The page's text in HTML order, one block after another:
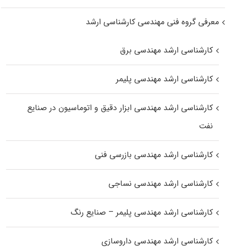
معرفی گروه فنی مهندسی کارشناسی ارشد
کارشناسی ارشد مهندسی برق
کارشناسی ارشد مهندسی پلیمر
کارشناسی ارشد مهندسی ابزار دقیق و اتوماسیون در صنایع
نفت
کارشناسی ارشد مهندسی بازرسی فنی
کارشناسی ارشد مهندسی نساجی
کارشناسی ارشد مهندسی پلیمر – صنایع رنگ
کارشناسی ارشد مهندسی داروسازی